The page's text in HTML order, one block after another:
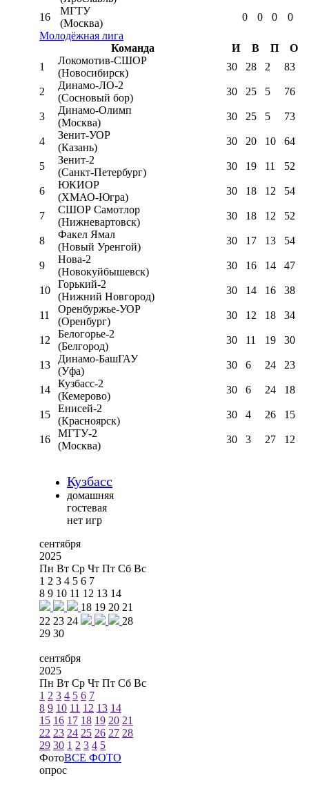
16
МГТУ
(Москва)
0 0 0
0
Молодёжная лига
Команда
И В П
О
1
Локомотив-CШОР
(Новосибирск)
30 28 2 83
2
Динамо-ЛО-2
(Сосновый бор)
30 25 5 76
3
Динамо-Олимп
(Москва)
30 25 5 73
4
Зенит-УОР
(Казань)
30 20 10 64
5
Зенит-2
(Санкт-Петербург)
30 19 11 52
6
ЮКИОР
(ХМАО-Югра)
30 18 12 54
7
СШОР Самотлор
(Нижневартовск)
30 18 12 52
8
Факел Ямал
(Новый Уренгой)
30 17 13 54
9
Нова-2
(Новокуйбышевск)
30 16 14 47
10
Горький-2
(Нижний Новгород)
30 14 16 38
11
Оренбуржье-УОР
(Оренбург)
30 12 18 34
12
Белогорье-2
(Белгород)
30 11 19 30
13
Динамо-БашГАУ
(Уфа)
30 6 24 23
14
Кузбасс-2
(Кемерово)
30 6 24 18
15
Енисей-2
(Красноярск)
30 4 26 15
16
МГТУ-2
(Москва)
30 3 27 12
Кузбасс
домашняя
гостевая
нет игр
сентября
2025
Пн Вт Ср Чт Пт Сб Вс
1 2 3 4 5 6 7
8 9 10 11 12 13 14
18 19 20 21
22 23 24
28
29 30
сентября
2025
Пн Вт Ср Чт Пт Сб Вс
1 2 3 4 5 6 7
8 9 10 11 12 13 14
15 16 17 18 19 20 21
22 23 24 25 26 27 28
29 30 1 2 3 4 5
ФотоВСЕ ФОТО
опрос